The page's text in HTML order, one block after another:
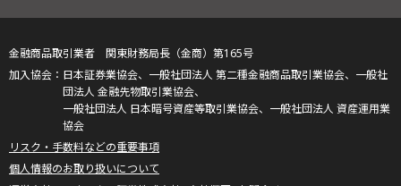
金融商品取引業者 関東財務局長（金商）第165号
日本証券業協会、一般社団法人 第二種金融商品取引業協会、一般社
団法人 金融先物取引業協会、
一般社団法人 日本暗号資産等取引業協会、一般社団法人 資産運用業
協会
リスク・手数料などの重要事項
個人情報のお取り扱いについて